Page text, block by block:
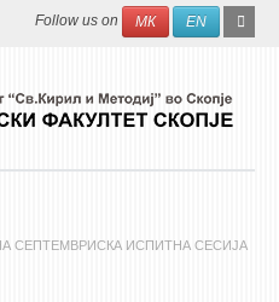
Search
Follow us on МК EN
СЕПТЕМВРИСКА ИСПИТНА СЕСИЈА